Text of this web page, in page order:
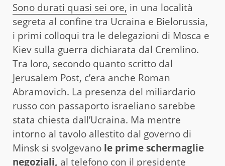
Sono durati quasi sei ore, in una località
segreta al confine tra Ucraina e Bielorussia,
i primi colloqui tra le delegazioni di Mosca e
Kiev sulla guerra dichiarata dal Cremlino.
Tra loro, secondo quanto scritto dal
Jerusalem Post, c’era anche Roman
Abramovich. La presenza del miliardario
russo con passaporto israeliano sarebbe
stata chiesta dall’Ucraina. Ma mentre
intorno al tavolo allestito dal governo di
Minsk si svolgevano le prime schermaglie
negoziali, al telefono con il presidente